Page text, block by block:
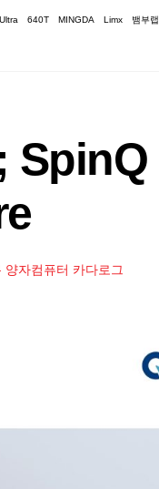
640T MINGDA Limx 뱀부랩
SpinQ
양자컴퓨터 카다로그